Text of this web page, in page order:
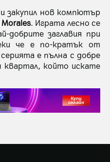
закупил нов компютър
. Играта лесно се
добрите заглавия при
че е по-кратък от
е пълна с добре
квартал, който искате